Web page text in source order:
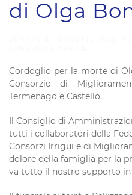
di Olga
Cordoglio per la morte di
Consorzio di
Termenago e Castello.
Il Consiglio di
tutti i collaboratori della
Consorzi Irrigui e di
dolore della famiglia per la
va tutto il nostro supporto